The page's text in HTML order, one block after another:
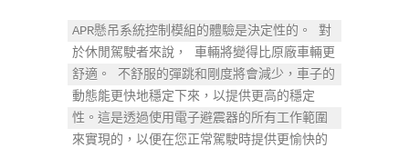
APR懸吊系統控制模組的體驗是決定性的。 對
於休閒駕駛者來說， 車輛將變得比原廠車輛更
舒適。 不舒服的彈跳和剛度將會減少，車子的
動態能更快地穩定下來，以提供更高的穩定
性。這是透過使用電子避震器的所有工作範圍
來實現的，以便在您正常駕駛時提供更愉快的